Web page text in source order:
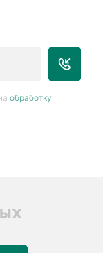
обработку